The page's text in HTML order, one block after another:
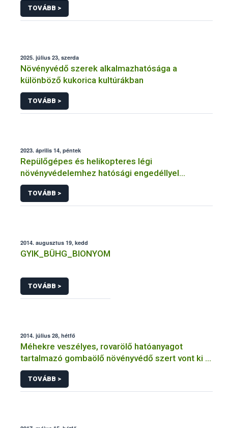
TOVÁBB >
2025. július 23, szerda
Növényvédő szerek alkalmazhatósága a
különböző kukorica kultúrákban
TOVÁBB >
2023. április 14, péntek
Repülőgépes és helikopteres légi
növényvédelemhez hatósági engedéllyel
rendelkező szervezetek
TOVÁBB >
2014. augusztus 19, kedd
GYIK_BÜHG_BIONYOM
TOVÁBB >
2014. július 28, hétfő
Méhekre veszélyes, rovarölő hatóanyagot
tartalmazó gombaölő növényvédő szert vont ki a
forgalomból a NÉBIH
TOVÁBB >